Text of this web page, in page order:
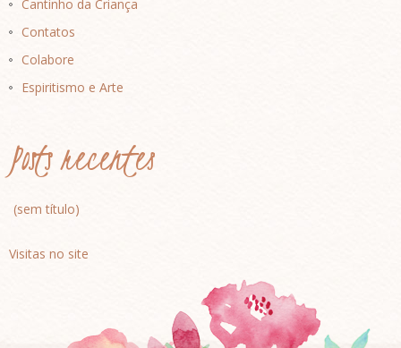
Cantinho da Criança
Contatos
Colabore
Espiritismo e Arte
Posts recentes
(sem título)
Visitas no site